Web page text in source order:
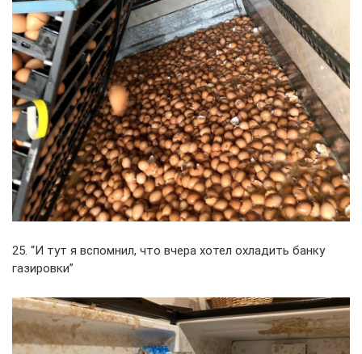
25. “И тут я вспомнил, что вчера хотел охладить банку
газировки”